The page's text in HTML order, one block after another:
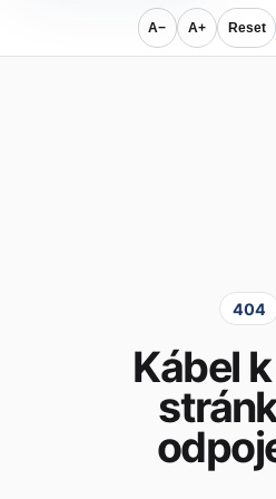
A− A+ Reset
404
Kábel